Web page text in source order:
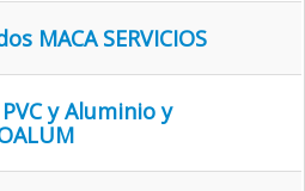
MACA SERVICIOS
y Aluminio y